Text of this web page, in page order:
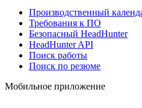
Производственный
Требования к ПО
Безопасный HeadHunter
HeadHunter API
Поиск работы
Поиск по резюме
Мобильное приложение